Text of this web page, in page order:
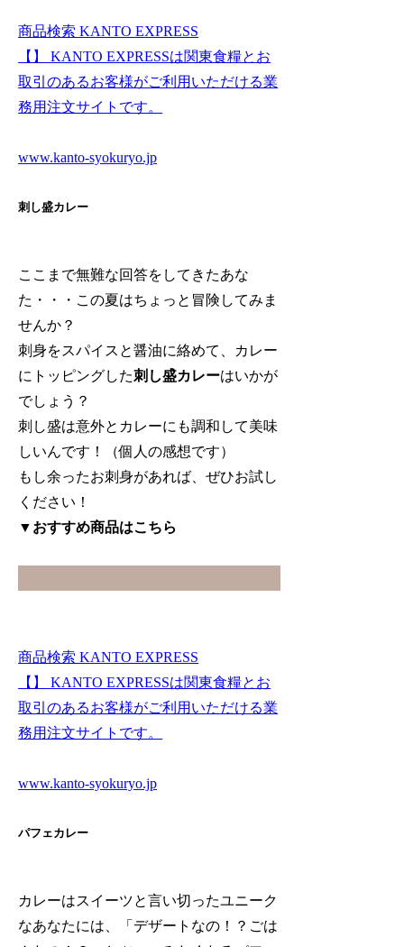
商品検索 KANTO EXPRESS
【】 KANTO EXPRESSは関東食糧とお
取引のあるお客様がご利用いただける業
務用注文サイトです。
www.kanto-syokuryo.jp
刺し盛カレー
ここまで無難な回答をしてきたあな
た・・・この夏はちょっと冒険してみま
せんか？
刺身をスパイスと醤油に絡めて、カレー
にトッピングした刺し盛カレーはいかが
でしょう？
刺し盛は意外とカレーにも調和して美味
しいんです！（個人の感想です）
もし余ったお刺身があれば、ぜひお試し
ください！
▼おすすめ商品はこちら
商品検索 KANTO EXPRESS
【】 KANTO EXPRESSは関東食糧とお
取引のあるお客様がご利用いただける業
務用注文サイトです。
www.kanto-syokuryo.jp
パフェカレー
カレーはスイーツと言い切ったユニーク
なあなたには、「デザートなの！？ごは